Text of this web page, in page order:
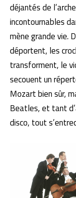
déjantés de
incontournables
mène grande vie.
déportent, les
transforment, le
secouent un
Mozart bien sûr,
Beatles, et tant
disco, tout